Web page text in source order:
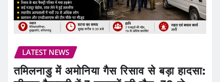
LATEST NEWS
तमिलनाडु में अमोनिया गैस रिसाव से बड़ा हादसा: